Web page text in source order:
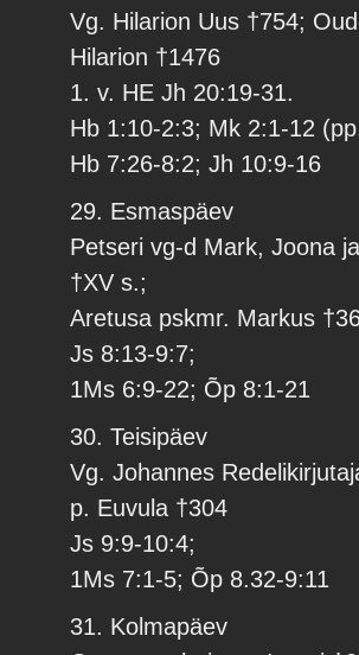
Vg. Hilarion Uus †754;
Hilarion †1476
1. v. HE Jh 20:19-31.
Hb 1:10-2:3; Mk 2:1-12
Hb 7:26-8:2; Jh 10:9-16
29. Esmaspäev
Petseri vg-d Mark, Joona
†XV s.;
Aretusa pskmr. Markus
Js 8:13-9:7;
1Ms 6:9-22; Õp 8:1-21
30. Teisipäev
Vg. Johannes
p. Euvula †304
Js 9:9-10:4;
1Ms 7:1-5; Õp 8.32-9:11
31. Kolmapäev